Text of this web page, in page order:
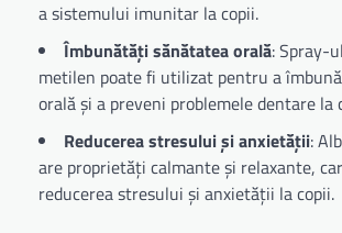
a sistemului imunitar la copii.
Îmbunătăți sănătatea orală: Spray-
metilen poate fi utilizat pentru a
orală și a preveni problemele dentare la
Reducerea stresului și anxietății:
are proprietăți calmante și relaxante,
reducerea stresului și anxietății la copii.